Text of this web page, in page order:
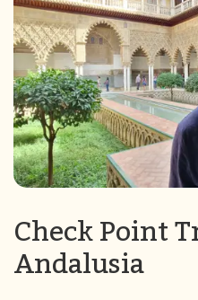
Check Point
Andalusia